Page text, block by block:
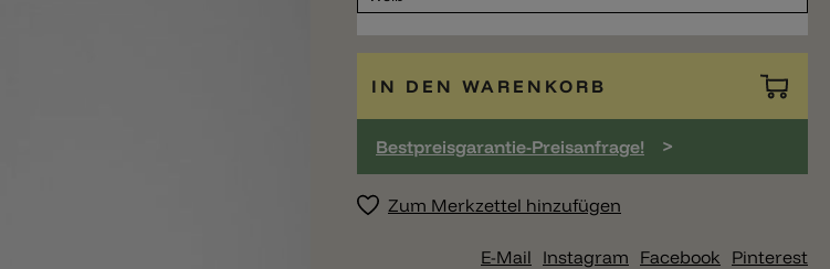
IN DEN WARENKORB
Bestpreisgarantie-Preisanfrage! >
Zum Merkzettel hinzufügen
E-Mail Instagram Facebook Pinterest